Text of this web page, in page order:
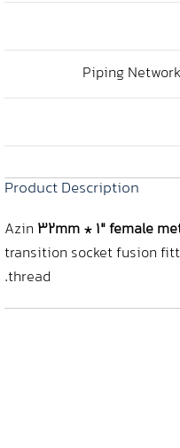
Piping
Product Description
Azin 32mm * 1″ female
transition socket fusion
thread.